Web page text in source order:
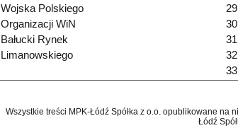
Wojska Polskiego
Organizacji WiN
Bałucki Rynek
Limanowskiego
Wszystkie treści MPK-Łódź Spółka z o.o. opublikowane
Łódź